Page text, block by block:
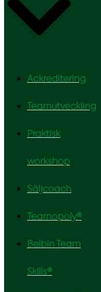
Ackreditering
Teamutveckling
Praktisk
workshop
Säljcoach
Teamopoly®
Belbin Team
Skills®